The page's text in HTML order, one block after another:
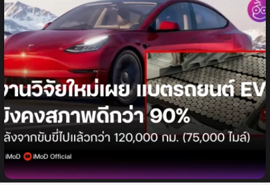
ล่าสุด
กรณีศึกษาใหม่เผย แบตเตอรี่รถยนต์ EV ที่ใช้
แล้ว ยังคงสภาพดี 90% หลังจากขับขี่กว่า
120,000 กม.